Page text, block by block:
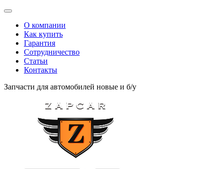
О компании
Как купить
Гарантия
Сотрудничество
Статьи
Контакты
Запчасти для автомобилей новые и б/у